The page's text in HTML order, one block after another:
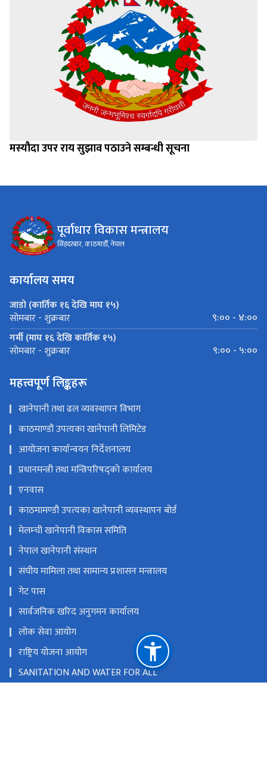
मस्यौदा उपर राय सुझाव पठाउने सम्बन्धी सूचना
पूर्वाधार विकास मन्त्रालय
सिंहदरबार, काठमाडौँ, नेपाल
कार्यालय समय
जाडो (कार्तिक १६ देखि माघ १५)
सोमबार - शुक्रबार
९:०० - ४:००
गर्मी (माघ १६ देखि कार्तिक १५)
सोमबार - शुक्रबार ९:०० - ५:००
महत्त्वपूर्ण लिङ्कहरू
खानेपानी तथा ढल व्यवस्थापन विभाग
काठमाण्डौं उपत्यका खानेपानी लिमिटेड
आयोजना कार्यान्वयन निर्देशनालय
प्रधानमन्त्री तथा मन्त्रिपरिषद्को कार्यालय
एनवास
काठमामण्डौ उपत्यका खानेपानी व्यवस्थापन बोर्ड
मेलम्ची खानेपानी विकास समिति
नेपाल खानेपानी संस्थान
संघीय मामिला तथा सामान्य प्रशासन मन्त्रालय
गेट पास
सार्वजनिक खरिद अनुगमन कार्यालय
लोक सेवा आयोग
राष्ट्रिय योजना आयोग
SANITATION AND WATER FOR ALL